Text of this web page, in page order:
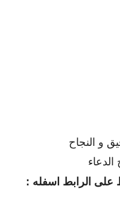
و النجاح
الدعاء
على الرابط اسفله :